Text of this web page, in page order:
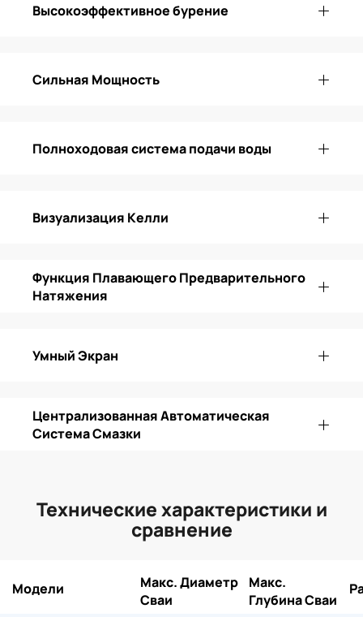
Высокоэффективное бурение
Сильная Мощность
Полноходовая система подачи воды
Визуализация Келли
Функция Плавающего Предварительного
Натяжения
Умный Экран
Централизованная Автоматическая
Система Смазки
Технические характеристики и
сравнение
Модели
Макс. Диаметр
Сваи
Макс.
Глубина Сваи